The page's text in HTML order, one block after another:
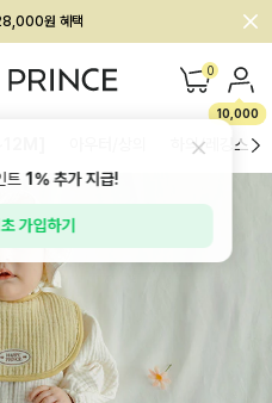
입하면 ~60% 할인!
원 혜택 0
10,000
하의/레깅스
트1%추가 지급!
가입하기